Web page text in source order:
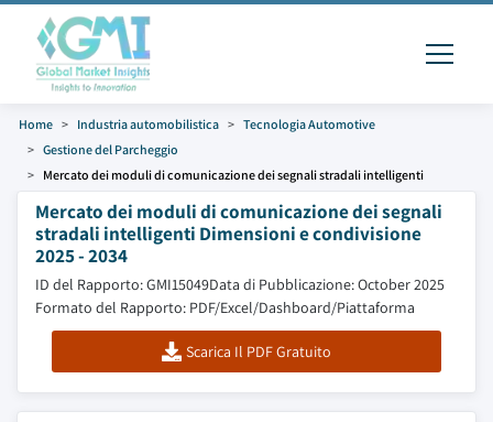
Home Industria automobilistica
Tecnologia Automotive
Gestione del Parcheggio
Mercato dei moduli di comunicazione dei segnali stradali intelligenti
Mercato dei moduli di comunicazione dei segnali
stradali intelligenti Dimensioni e condivisione
2025 - 2034
ID del Rapporto: GMI15049Data di Pubblicazione: October 2025
Formato del Rapporto: PDF/Excel/Dashboard/Piattaforma
Scarica Il PDF Gratuito